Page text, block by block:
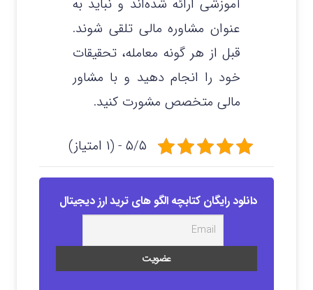
آموزشی ارائه شده‌اند و نباید به
عنوان مشاوره مالی تلقی شوند.
قبل از هر گونه معامله، تحقیقات
خود را انجام دهید و با مشاور
مالی متخصص مشورت کنید.
۵/۵ - (۱ امتیاز)
دانلود رایگان کتابچه الگو های ترید ارز دیجیتال